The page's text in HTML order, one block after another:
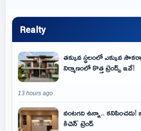
Realty
తక్కువ స్థలంలో ఎక్కువ
నిర్మాణంలో కొత్త ట్రెండ్స్ ఇవే!
13 hours ago
వంటగది ఉన్నా.. కనిపించదు!
కిచెన్' ట్రెండ్